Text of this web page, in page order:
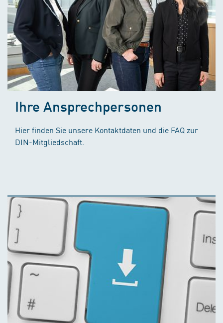
Ihre Ansprechpersonen
Hier finden Sie unsere Kontaktdaten und die FAQ zur
DIN-Mitgliedschaft.